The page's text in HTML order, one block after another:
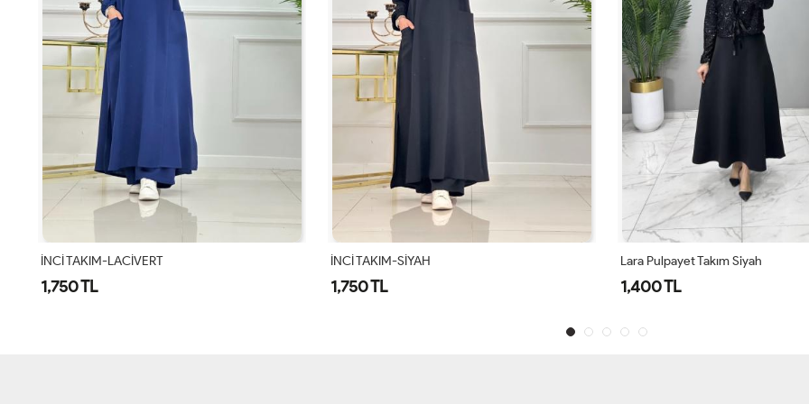
İNCİ TAKIM-LACİVERT
1,750 TL
İNCİ TAKIM-SİYAH
1,750 TL
Lara Pulpayet Takım Siyah
1,400 TL